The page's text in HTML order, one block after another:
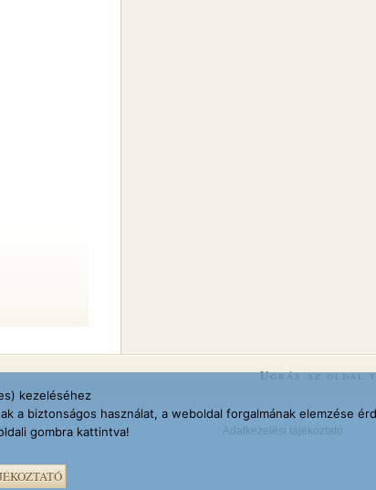
Ugrás az oldal
Adatkezelési tájékoztató
kezeléséhez
a biztonságos használat, a weboldal forgalmának elemzése
gombra kattintva!